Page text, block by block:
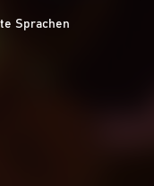
Sprachen